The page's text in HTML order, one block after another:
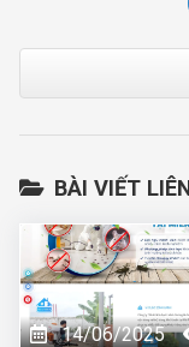
BÀI VIẾT
14/06/2025